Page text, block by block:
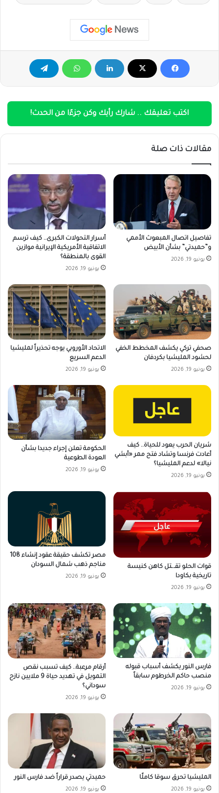
اكتب تعليقك .. شارك رأيك وكن جزءًا من الحدث!
مقالات ذات صلة
تفاصيل اتصال المبعوث الأممي
و”حميدتي” بشأن الأبيض
يونيو 19, 2026
أسرار التحولات الكبرى.. كيف ترسم
الاتفاقية الأمريكية الإيرانية موازين
القوى بالمنطقة؟
يونيو 19, 2026
صحفي تركي يكشف المخطط الخفي
لحشود المليشيا بكردفان
يونيو 19, 2026
الاتحاد الأوروبي يوجه تحذيراً لمليشيا
الدعم السريع
يونيو 19, 2026
شريان الحرب يعود للحياة.. كيف
أعادت فرنسا وتشاد فتح ممر «أبشي
نيالا» لدعم المليشيا؟
يونيو 19, 2026
الحكومة تعلن إجراء جديدا بشأن
العودة الطوعية
يونيو 19, 2026
قوات الحلو تقـ.ـتل كاهن كنيسة
تاريخية بكاودا
يونيو 19, 2026
مصر تكشف حقيقة عقود إنشاء 108
مناجم ذهب شمال السودان
يونيو 19, 2026
فارس النور يكشف أسباب قبوله
منصب حاكم الخرطوم سابقاً
يونيو 19, 2026
أرقام مرعبة.. كيف تسبب نقص
التمويل في تهديد حياة 9 ملايين نازح
سوداني؟
يونيو 19, 2026
المليشيا تحرق سوقا كاملًا
يونيو 19, 2026
حميدتي يصدر قراراً ضد فارس النور
يونيو 19, 2026